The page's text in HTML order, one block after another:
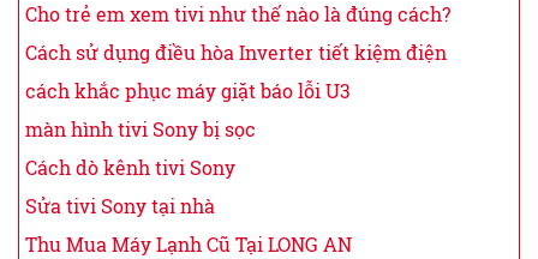
Cho trẻ em xem tivi như thế nào là đúng cách?
Cách sử dụng điều hòa Inverter tiết kiệm điện
cách khắc phục máy giặt báo lỗi U3
màn hình tivi Sony bị sọc
Cách dò kênh tivi Sony
Sửa tivi Sony tại nhà
Thu Mua Máy Lạnh Cũ Tại LONG AN